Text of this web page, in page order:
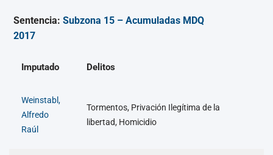
Sentencia:Subzona 15 – Acumuladas MDQ
2017
Imputado Delitos
Weinstabl,
Alfredo
Raúl
Tormentos, Privación Ilegítima de la
libertad, Homicidio